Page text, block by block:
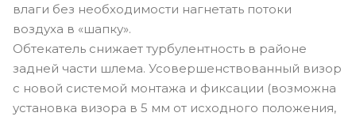
влаги без необходимости нагнетать потоки
воздуха в «шапку».
Обтекатель снижает турбулентность в районе
задней части шлема. Усовершенствованный визор
с новой системой монтажа и фиксации (возможна
установка визора в 5 мм от исходного положения,